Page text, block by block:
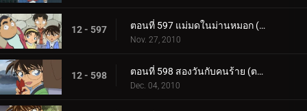
12 - 597 ตอนที่ 597 แม่มดในม่านหมอก (ตอน 2)
Nov. 27, 2010
12 - 598 ตอนที่ 598 สองวันกับคนร้าย (ตอน 1)
Dec. 04, 2010